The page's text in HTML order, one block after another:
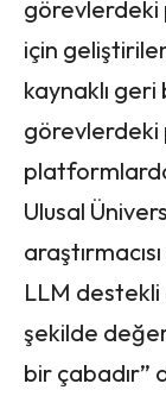
görevlerdeki
için
kaynaklı
görevlerdeki
Ulusal
LLM
şekilde
bir çabadır”